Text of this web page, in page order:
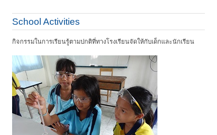
School Activities
กิจกรรมในการเรียนรู้ตามปกติที่ทางโรงเรียนจัดให้กับเด็กและนักเรียน